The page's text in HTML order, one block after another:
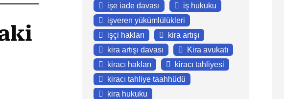
işe iade davası
iş hukuku
işveren yükümlülükleri
işçi hakları
kira artışı
kira artışı davası
Kira avukatı
kiracı hakları
kiracı tahliyesi
kiracı tahliye taahhüdü
kira hukuku